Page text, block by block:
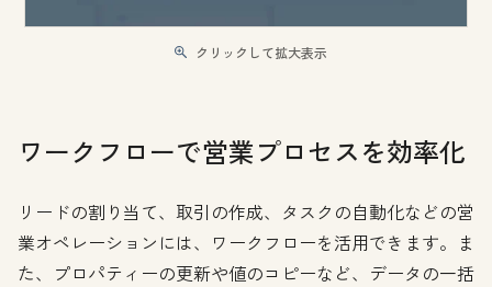
クリックして拡大表示
ワークフローで営業プロセスを効率化
リードの割り当て、取引の作成、タスクの自動化などの営
業オペレーションには、ワークフローを活用できます。ま
た、プロパティーの更新や値のコピーなど、データの一括